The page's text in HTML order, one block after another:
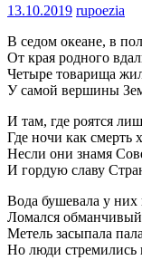
13.10.2019 rupoezia
В седом океане, в
От края родного
Четыре товарища
У самой вершины
И там, где роятся
Где ночи как смерть
Несли они знамя
И гордую славу
Вода бушевала у них
Ломался обманчивый
Метель засыпала
Но люди стремились